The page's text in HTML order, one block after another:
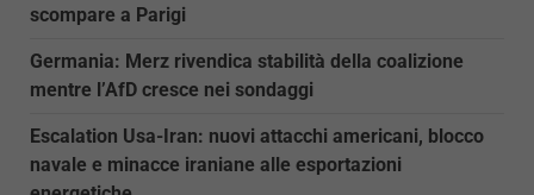
scompare a Parigi
Germania: Merz rivendica stabilità della coalizione
mentre l’AfD cresce nei sondaggi
Escalation Usa-Iran: nuovi attacchi americani, blocco
navale e minacce iraniane alle esportazioni